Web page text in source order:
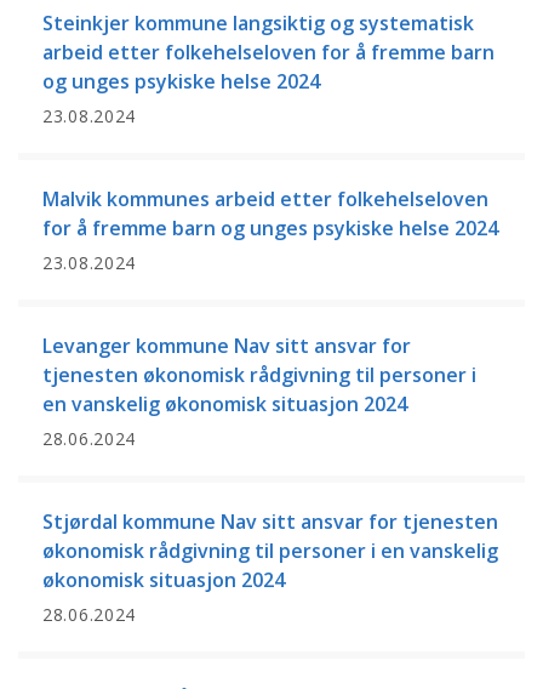
Steinkjer kommune langsiktig og systematisk
arbeid etter folkehelseloven for å fremme barn
og unges psykiske helse 2024
23.08.2024
Malvik kommunes arbeid etter folkehelseloven
for å fremme barn og unges psykiske helse 2024
23.08.2024
Levanger kommune Nav sitt ansvar for
tjenesten økonomisk rådgivning til personer i
en vanskelig økonomisk situasjon 2024
28.06.2024
Stjørdal kommune Nav sitt ansvar for tjenesten
økonomisk rådgivning til personer i en vanskelig
økonomisk situasjon 2024
28.06.2024